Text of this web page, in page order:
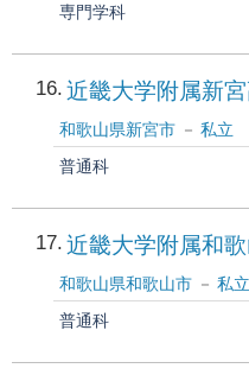
専門学科
16 近畿大学附属新
和歌山県新宮市
私立
普通科
17 近畿大学附属和
和歌山県和歌山市
私立
普通科